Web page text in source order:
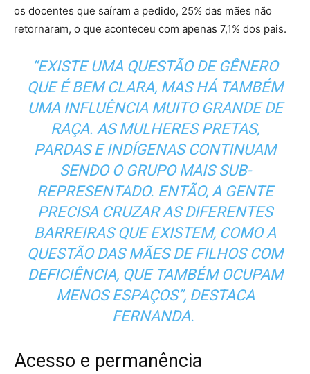
os docentes que saíram a pedido, 25% das mães não
retornaram, o que aconteceu com apenas 7,1% dos pais.
“EXISTE UMA QUESTÃO DE GÊNERO
QUE É BEM CLARA, MAS HÁ TAMBÉM
UMA INFLUÊNCIA MUITO GRANDE DE
RAÇA. AS MULHERES PRETAS,
PARDAS E INDÍGENAS CONTINUAM
SENDO O GRUPO MAIS SUB-
REPRESENTADO. ENTÃO, A GENTE
PRECISA CRUZAR AS DIFERENTES
BARREIRAS QUE EXISTEM, COMO A
QUESTÃO DAS MÃES DE FILHOS COM
DEFICIÊNCIA, QUE TAMBÉM OCUPAM
MENOS ESPAÇOS”, DESTACA
FERNANDA.
Acesso e permanência